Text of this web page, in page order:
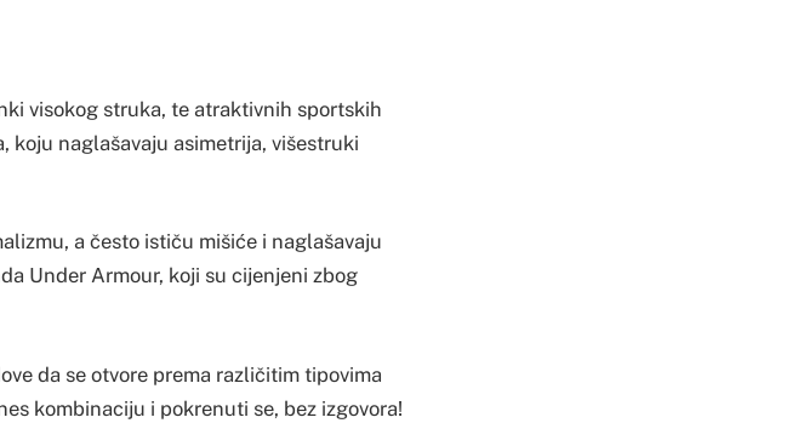
visokog struka, te atraktivnih sportskih
koju naglašavaju asimetrija, višestruki
a često ističu mišiće i naglašavaju
Under Armour, koji su cijenjeni zbog
da se otvore prema različitim tipovima
kombinaciju i pokrenuti se, bez izgovora!